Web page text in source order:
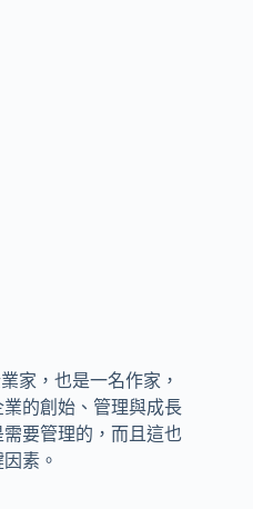
家，也是一名作家，
的創始、管理與成長
要管理的，而且這也
素。